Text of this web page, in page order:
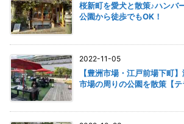
桜新町を愛犬と散策♪ハンバ
公園から徒歩でもOK！
2022-11-05
【豊洲市場・江戸前場下町
市場の周りの公園を散策【テ